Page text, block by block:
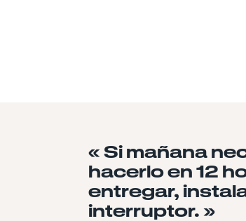
« Si mañana
hacerlo en 12
entregar,
interruptor. »